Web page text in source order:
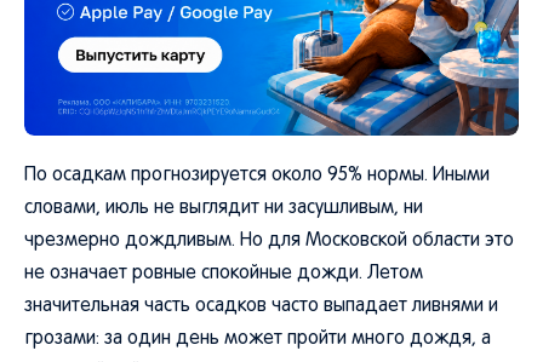
По осадкам прогнозируется около 95% нормы. Иными
словами, июль не выглядит ни засушливым, ни
чрезмерно дождливым. Но для Московской области это
не означает ровные спокойные дожди. Летом
значительная часть осадков часто выпадает ливнями и
грозами: за один день может пройти много дождя, а